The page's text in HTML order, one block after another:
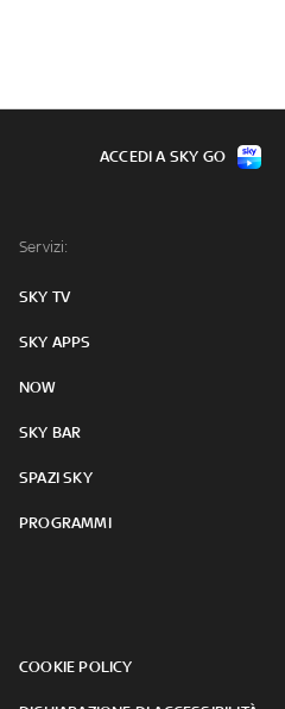
Servizi:
SKY TV
SKY APPS
NOW
SKY BAR
SPAZI SKY
PROGRAMMI
COOKIE POLICY
ACCEDI A SKY GO